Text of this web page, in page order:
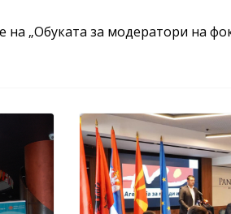
„Обуката за модератори на